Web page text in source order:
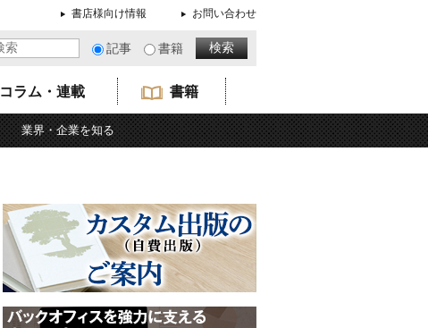
書店様向け情報 お問い合わせ
記事 書籍
業界・企業を知る
コラム・連載 書籍